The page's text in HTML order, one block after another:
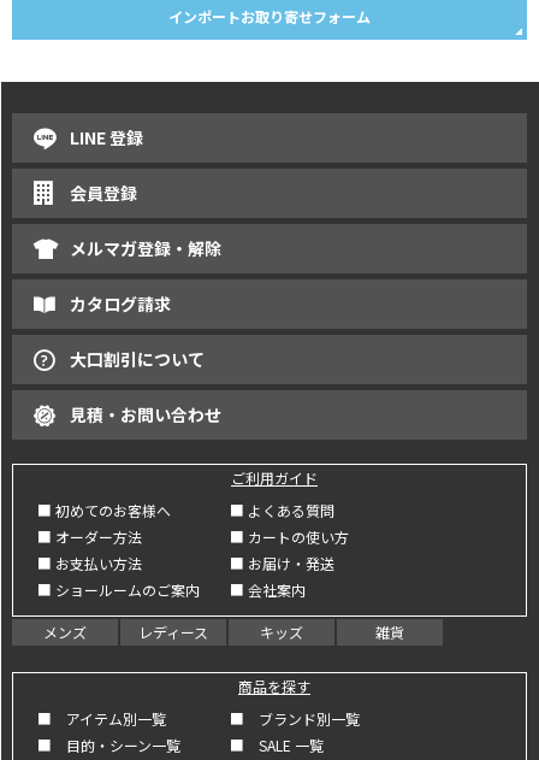
インポートお取り寄せフォーム
LINE 登録
会員登録
メルマガ登録・解除
カタログ請求
大口割引について
見積・お問い合わせ
ご利用ガイド
■ 初めてのお客様へ
■ よくある質問
■ オーダー方法
■ カートの使い方
■ お支払い方法
■ お届け・発送
■ ショールームのご案内
■ 会社案内
メンズ レディース キッズ 雑貨
商品を探す
■ アイテム別一覧
■ ブランド別一覧
■ 目的・シーン一覧
■ SALE 一覧